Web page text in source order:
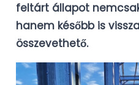
feltárt állapot
hanem később is
összevethető.